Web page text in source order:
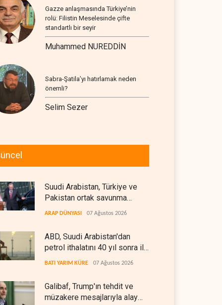
Gazze anlaşmasında Türkiye’nin
rolü: Filistin Meselesinde çifte
standartlı bir seyir
Muhammed NUREDDİN
Sabra-Şatila’yı hatırlamak neden
önemli?
Selim Sezer
Suudi Arabistan, Türkiye ve
Pakistan ortak savunma
anlaşması imzaladı
ARAP DÜNYASI 07 Ağustos 2026
ABD, Suudi Arabistan'dan
petrol ithalatını 40 yıl sonra ilk
kez durdurdu
BATI YARIM KÜRE 07 Ağustos 2026
Galibaf, Trump'ın tehdit ve
müzakere mesajlarıyla alay